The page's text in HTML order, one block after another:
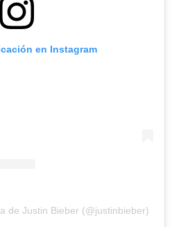
en Instagram
de Justin Bieber (@justinbieber)